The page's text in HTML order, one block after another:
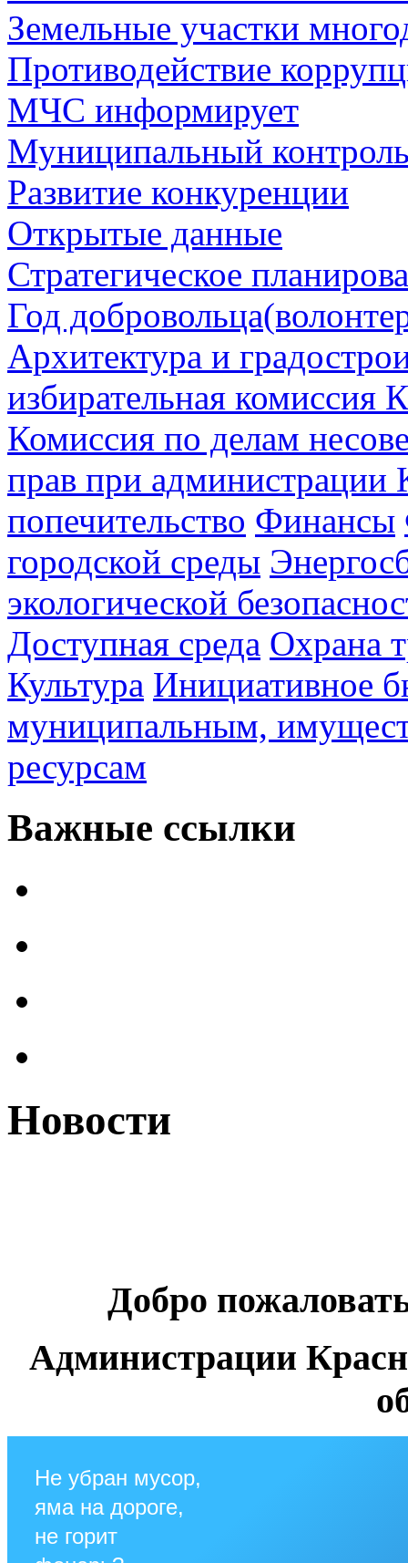
Земельные участки
Противодействие
МЧС информирует
Муниципальный
Развитие конкуренции
Открытые данные
Стратегическое
Год
Архитектура и
избирательная комиссия
Комиссия по делам
прав при администрации
попечительство Финансы
городской среды
экологической
Доступная среда Охрана
Культура Инициативное
муниципальным,
ресурсам
Важные ссылки
Новости
Добро
Администрации
Не убран мусор,
яма на дороге,
не горит